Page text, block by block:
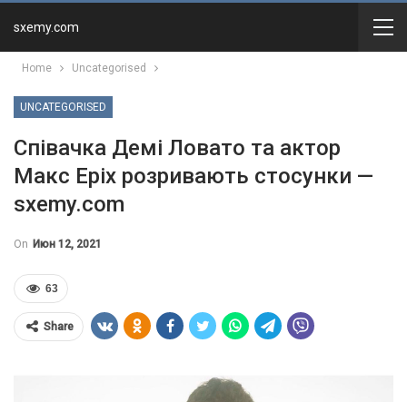
sxemy.com
Home Uncategorised
UNCATEGORISED
Співачка Демі Ловато та актор
Макс Еріх розривають стосунки —
sxemy.com
On Июн 12, 2021
63
Share